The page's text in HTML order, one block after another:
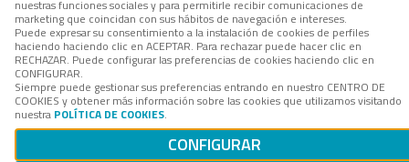
nuestras funciones sociales y para permitirle recibir comunicaciones de
marketing que coincidan con sus hábitos de navegación e intereses.
Puede expresar su consentimiento a la instalación de cookies de perfiles
haciendo haciendo clic en ACEPTAR. Para rechazar puede hacer clic en
RECHAZAR. Puede configurar las preferencias de cookies haciendo clic en
CONFIGURAR.
Siempre puede gestionar sus preferencias entrando en nuestro CENTRO DE
COOKIES y obtener más información sobre las cookies que utilizamos visitando
nuestra POLÍTICA DE COOKIES.
CONFIGURAR